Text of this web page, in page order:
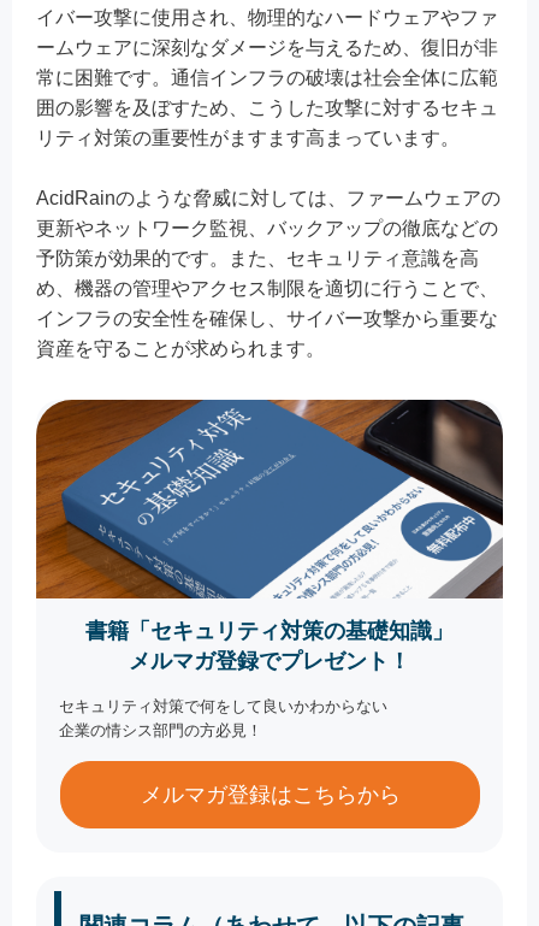
イバー攻撃に使用され、物理的なハードウェアやファ
ームウェアに深刻なダメージを与えるため、復旧が非
常に困難です。通信インフラの破壊は社会全体に広範
囲の影響を及ぼすため、こうした攻撃に対するセキュ
リティ対策の重要性がますます高まっています。
AcidRainのような脅威に対しては、ファームウェアの
更新やネットワーク監視、バックアップの徹底などの
予防策が効果的です。また、セキュリティ意識を高
め、機器の管理やアクセス制限を適切に行うことで、
インフラの安全性を確保し、サイバー攻撃から重要な
資産を守ることが求められます。
書籍「セキュリティ対策の基礎知識」
メルマガ登録でプレゼント！
セキュリティ対策で何をして良いかわからない
企業の情シス部門の方必見！
メルマガ登録はこちらから